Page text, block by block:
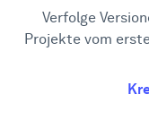
Verfolge
Projekte vom